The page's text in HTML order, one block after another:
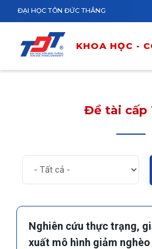
Nhảy đến nội dung
ĐẠI HỌC TÔN ĐỨC THẮNG
KHOA HỌC -
Đề tài cấp
Nghiên cứu thực trạng,
xuất mô hình giảm